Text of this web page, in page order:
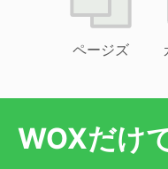
ページズ
WOXだけ